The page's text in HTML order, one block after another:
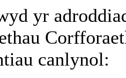
yr
canlynol: